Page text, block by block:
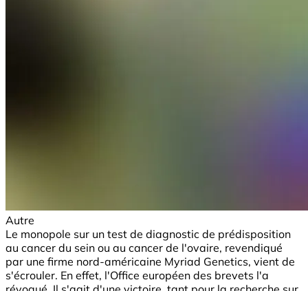
Autre
Le monopole sur un test de diagnostic de prédisposition
au cancer du sein ou au cancer de l'ovaire, revendiqué
par une firme nord-américaine Myriad Genetics, vient de
s'écrouler. En effet, l'Office européen des brevets l'a